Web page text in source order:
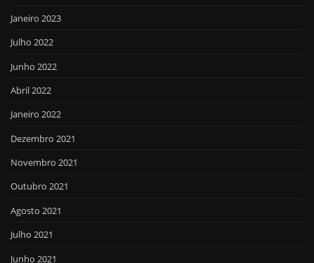
Janeiro 2023
Julho 2022
Junho 2022
Abril 2022
Janeiro 2022
Dezembro 2021
Novembro 2021
Outubro 2021
Agosto 2021
Julho 2021
Junho 2021